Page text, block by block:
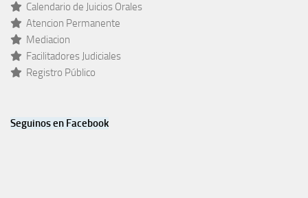
Calendario de Juicios Orales
Atencion Permanente
Mediacion
Facilitadores Judiciales
Registro Público
Seguinos en Facebook